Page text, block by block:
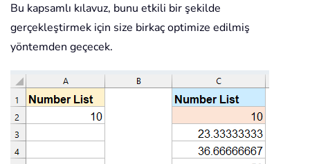
Bu kapsamlı kılavuz, bunu etkili bir şekilde
gerçekleştirmek için size birkaç optimize edilmiş
yöntemden geçecek.